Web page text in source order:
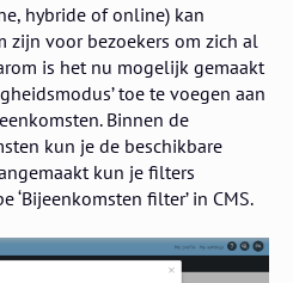
hybride of online) kan
voor bezoekers om zich al
is het nu mogelijk gemaakt
toe te voegen aan
Binnen de
kun je de beschikbare
kun je filters
‘Bijeenkomsten filter’ in CMS.